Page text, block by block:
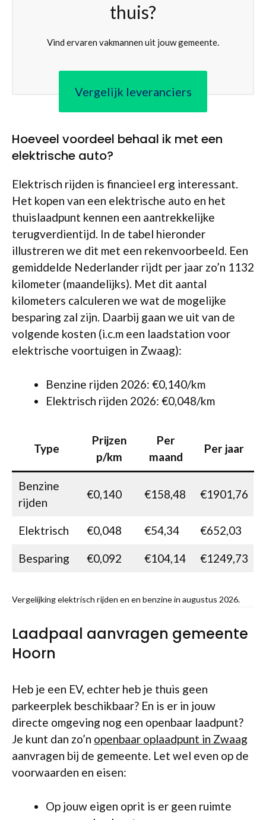
thuis?
Vind ervaren vakmannen uit jouw gemeente.
Vergelijk leveranciers
Hoeveel voordeel behaal ik met een
elektrische auto?
Elektrisch rijden is financieel erg interessant.
Het kopen van een elektrische auto en het
thuislaadpunt kennen een aantrekkelijke
terugverdientijd. In de tabel hieronder
illustreren we dit met een rekenvoorbeeld. Een
gemiddelde Nederlander rijdt per jaar zo’n 1132
kilometer (maandelijks). Met dit aantal
kilometers calculeren we wat de mogelijke
besparing zal zijn. Daarbij gaan we uit van de
volgende kosten (i.c.m een laadstation voor
elektrische voortuigen in Zwaag):
Benzine rijden 2026: €0,140/km
Elektrisch rijden 2026: €0,048/km
Type
Prijzen
p/km
Per
maand
Per jaar
Benzine
rijden
€0,140 €158,48 €1901,76
Elektrisch €0,048 €54,34 €652,03
Besparing €0,092 €104,14 €1249,73
Vergelijking elektrisch rijden en en benzine in augustus 2026.
Laadpaal aanvragen gemeente
Hoorn
Heb je een EV, echter heb je thuis geen
parkeerplek beschikbaar? En is er in jouw
directe omgeving nog een openbaar laadpunt?
Je kunt dan zo’n openbaar oplaadpunt in Zwaag
aanvragen bij de gemeente. Let wel even op de
voorwaarden en eisen:
Op jouw eigen oprit is er geen ruimte